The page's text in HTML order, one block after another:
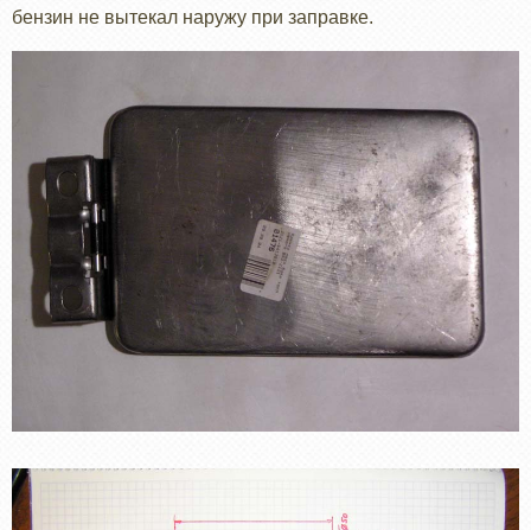
бензин не вытекал наружу при заправке.